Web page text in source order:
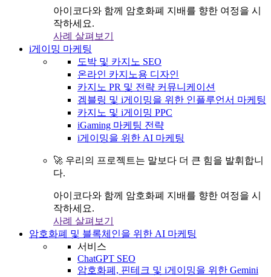
아이코다와 함께 암호화폐 지배를 향한 여정을 시
작하세요.
사례 살펴보기
i게이밍 마케팅
도박 및 카지노 SEO
온라인 카지노용 디자인
카지노 PR 및 전략 커뮤니케이션
겜블링 및 i게이밍을 위한 인플루언서 마케팅
카지노 및 i게이밍 PPC
iGaming 마케팅 전략
i게이밍을 위한 AI 마케팅
🚀 우리의 프로젝트는 말보다 더 큰 힘을 발휘합니
다.
아이코다와 함께 암호화폐 지배를 향한 여정을 시
작하세요.
사례 살펴보기
암호화폐 및 블록체인을 위한 AI 마케팅
서비스
ChatGPT SEO
암호화폐, 핀테크 및 i게이밍을 위한 Gemini